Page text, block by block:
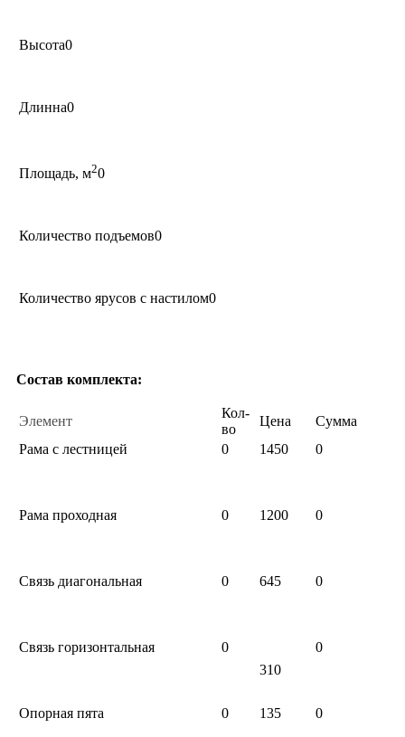
Высота0
Длинна0
Площадь, м20
Количество подъемов0
Количество ярусов с настилом0
Состав комплекта:
Элемент
Кол-
во
Цена
Сумма
Рама с лестницей
0 1450 0
Рама проходная 0 1200 0
Связь диагональная 0 645 0
Связь горизонтальная
0
310
0
Опорная пята 0 135 0